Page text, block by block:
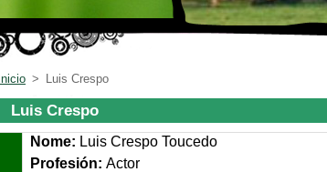
Inicio > Luis Crespo
Luis Crespo
Nome: Luis Crespo Toucedo
Profesión: Actor